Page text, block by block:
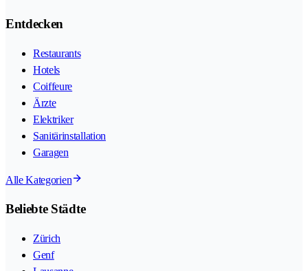
Entdecken
Restaurants
Hotels
Coiffeure
Ärzte
Elektriker
Sanitärinstallation
Garagen
Alle Kategorien
Beliebte Städte
Zürich
Genf